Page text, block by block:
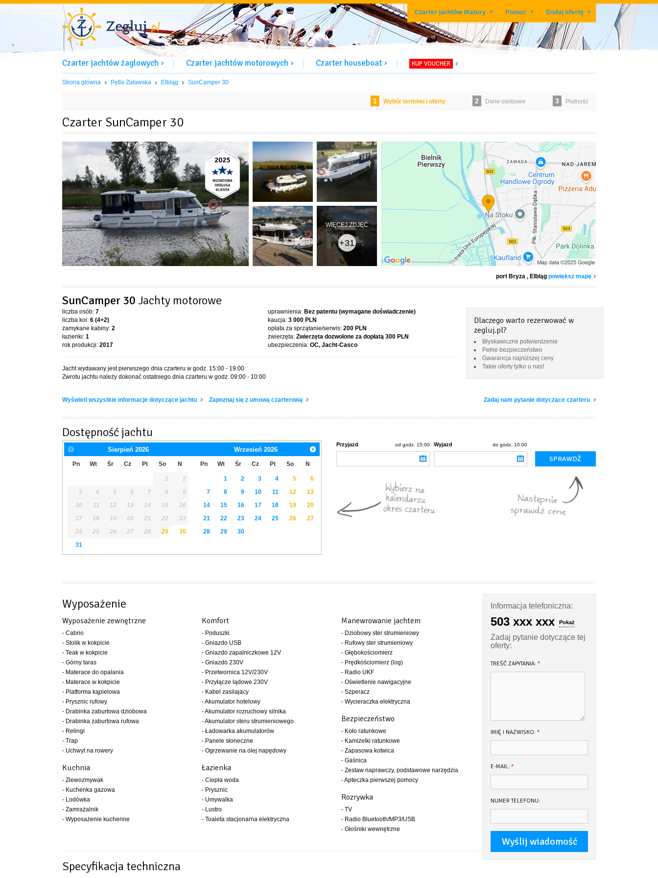
Czarter jachtów Mazury Pomoc Dodaj ofertę
Czarter jachtów żaglowych Czarter jachtów motorowych Czarter houseboat KUP VOUCHER
Strona główna Pętla Żuławska Elbląg SunCamper 30
1 Wybór terminu i oferty 2 Dane osobowe 3 Płatność
Czarter SunCamper 30
WIĘCEJ ZDJĘĆ
+31
port Bryza , Elbląg powiększ mapę
SunCamper 30 Jachty motorowe
liczba osób: 7
liczba koi: 6 (4+2)
zamykane kabiny: 2
łazienki: 1
rok produkcji: 2017
uprawnienia: Bez patentu (wymagane doświadczenie)
kaucja: 3 000 PLN
opłata za sprzątanie/serwis: 200 PLN
zwierzęta: Zwierzęta dozwolone za dopłatą 300 PLN
ubezpieczenia: OC, Jacht-Casco
Jacht wydawany jest pierwszego dnia czarteru w godz. 15:00 - 19:00
Zwrotu jachtu należy dokonać ostatniego dnia czarteru w godz. 09:00 - 10:00
Dlaczego warto rezerwować w
zegluj.pl?
Błyskawiczne potwierdzenie
Pełne bezpieczeństwo
Gwarancja najniższej ceny
Takie oferty tylko u nas!
Wyświetl wszystkie informacje dotyczące jachtu Zapoznaj się z umową czarterową Zadaj nam pytanie dotyczące czarteru
Dostępność jachtu
Sierpień 2026
Pn Wt Śr Cz Pt So N
1
2
3
4 5 6 7 8
9
10
11 12 13 14 15
16
17
18 19 20 21 22
23
24
25 26 27 28 29
30
31
Wrzesień 2026
Pn Wt Śr Cz Pt So N
1 2 3 4 5
6
7
8 9 10 11 12
13
14
15 16 17 18 19
20
21
22 23 24 25 26
27
28
29 30
Przyjazd od godz. 15:00 Wyjazd do godz. 10:00
Wyposażenie
Wyposażenie zewnętrzne
- Cabrio
- Stolik w kokpicie
- Teak w kokpicie
- Górny taras
- Materace do opalania
- Materace w kokpicie
- Platforma kąpielowa
- Prysznic rufowy
- Drabinka zaburtowa dziobowa
- Drabinka zaburtowa rufowa
- Relingi
- Trap
- Uchwyt na rowery
Kuchnia
- Zlewozmywak
- Kuchenka gazowa
- Lodówka
- Zamrażalnik
- Wyposażenie kuchenne
Komfort
- Poduszki
- Gniazdo USB
- Gniazdo zapalniczkowe 12V
- Gniazdo 230V
- Przetwornica 12V/230V
- Przyłącze lądowe 230V
- Kabel zasilajacy
- Akumulator hotelowy
- Akumulator rozruchowy silnika
- Akumulator steru strumieniowego
- Ładowarka akumulatorów
- Panele słoneczne
- Ogrzewanie na olej napędowy
Łazienka
- Ciepła woda
- Prysznic
- Umywalka
- Lustro
- Toaleta stacjonarna elektryczna
Manewrowanie jachtem
- Dziobowy ster strumieniowy
- Rufowy ster strumieniowy
- Głębokościomierz
- Prędkościomierz (log)
- Radio UKF
- Oświetlenie nawigacyjne
- Szperacz
- Wycieraczka elektryczna
Bezpieczeństwo
- Koło ratunkowe
- Kamizelki ratunkowe
- Zapasowa kotwica
- Gaśnica
- Zestaw naprawczy, podstawowe narzędzia
- Apteczka pierwszej pomocy
Rozrywka
- TV
- Radio Bluetooth/MP3/USB
- Głośniki wewnętrzne
Specyfikacja techniczna
Informacja telefoniczna:
503 xxx xxx Pokaż
Zadaj pytanie dotyczące tej
oferty:
TREŚĆ ZAPYTANIA: *
IMIĘ I NAZWISKO: *
E-MAIL: *
NUMER TELEFONU: